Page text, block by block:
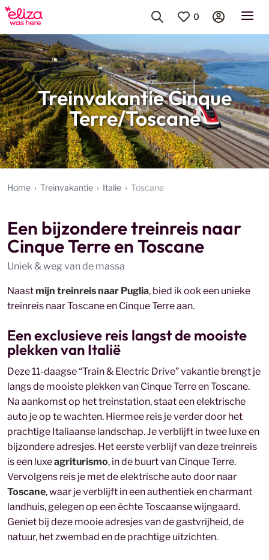
0
Treinvakantie Cinque
Terre/Toscane
Home Treinvakantie Italie Toscane
Een bijzondere treinreis naar
Cinque Terre en Toscane
Uniek & weg van de massa
Naastmijn treinreis naar Puglia, bied ik ook een unieke
treinreis naar Toscane en Cinque Terre aan.
Een exclusieve reis langst de mooiste
plekken van Italië
Deze 11-daagse “Train & Electric Drive” vakantie brengt je
langs de mooiste plekken van Cinque Terre en Toscane.
Na aankomst op het treinstation, staat een elektrische
auto je op te wachten. Hiermee reis je verder door het
prachtige Italiaanse landschap. Je verblijft in twee luxe en
bijzondere adresjes. Het eerste verblijf van deze treinreis
is een luxeagriturismo, in de buurt van Cinque Terre.
Vervolgens reis je met de elektrische auto door naar
Toscane, waar je verblijft in een authentiek en charmant
landhuis, gelegen op een échte Toscaanse wijngaard.
Geniet bij deze mooie adresjes van de gastvrijheid, de
natuur, het zwembad en de prachtige uitzichten.